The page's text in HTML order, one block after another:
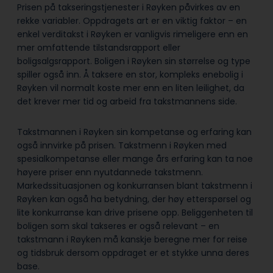
Prisen på takseringstjenester i Røyken påvirkes av en
rekke variabler. Oppdragets art er en viktig faktor – en
enkel verditakst i Røyken er vanligvis rimeligere enn en
mer omfattende tilstandsrapport eller
boligsalgsrapport. Boligen i Røyken sin størrelse og type
spiller også inn. Å taksere en stor, kompleks enebolig i
Røyken vil normalt koste mer enn en liten leilighet, da
det krever mer tid og arbeid fra takstmannens side.
Takstmannen i Røyken sin kompetanse og erfaring kan
også innvirke på prisen. Takstmenn i Røyken med
spesialkompetanse eller mange års erfaring kan ta noe
høyere priser enn nyutdannede takstmenn.
Markedssituasjonen og konkurransen blant takstmenn i
Røyken kan også ha betydning, der høy etterspørsel og
lite konkurranse kan drive prisene opp. Beliggenheten til
boligen som skal takseres er også relevant – en
takstmann i Røyken må kanskje beregne mer for reise
og tidsbruk dersom oppdraget er et stykke unna deres
base.